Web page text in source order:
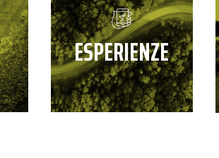
ESPERIENZE